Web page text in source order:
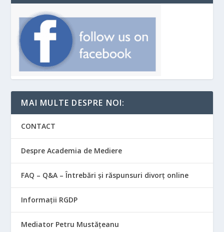
MAI MULTE DESPRE NOI:
CONTACT
Despre Academia de Mediere
FAQ – Q&A – Întrebări și răspunsuri divorț online
Informații RGDP
Mediator Petru Mustățeanu